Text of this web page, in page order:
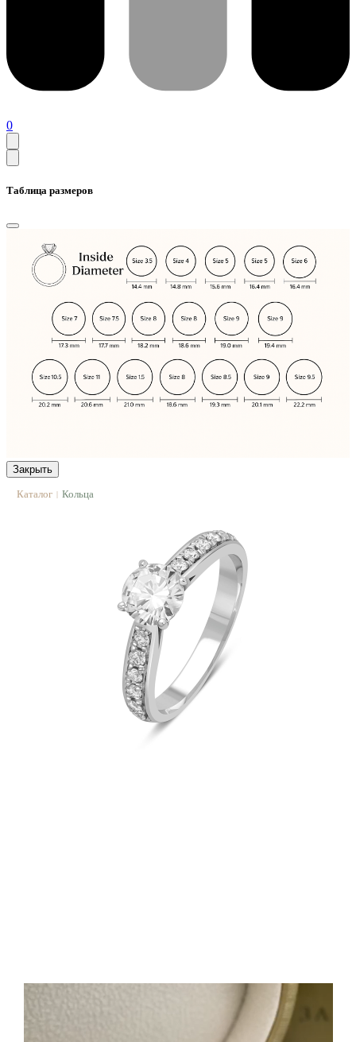
0
Таблица размеров
Закрыть
Каталог | Кольца